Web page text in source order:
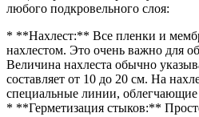
любого подкровельного слоя:
* **Нахлест:** Все пленки и
нахлестом. Это очень важно для
Величина нахлеста обычно
составляет от 10 до 20 см. На
специальные линии,
* **Герметизация стыков:**